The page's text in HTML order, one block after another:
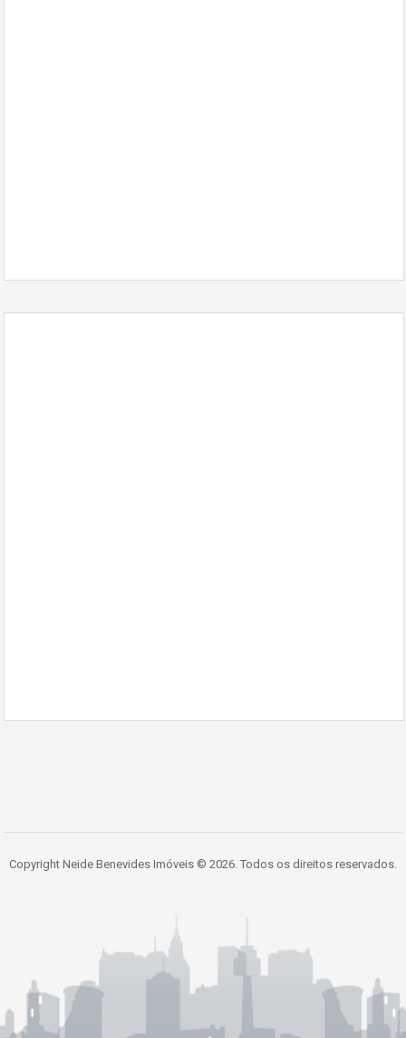
Copyright Neide Benevides Imóveis © 2026. Todos os direitos reservados.